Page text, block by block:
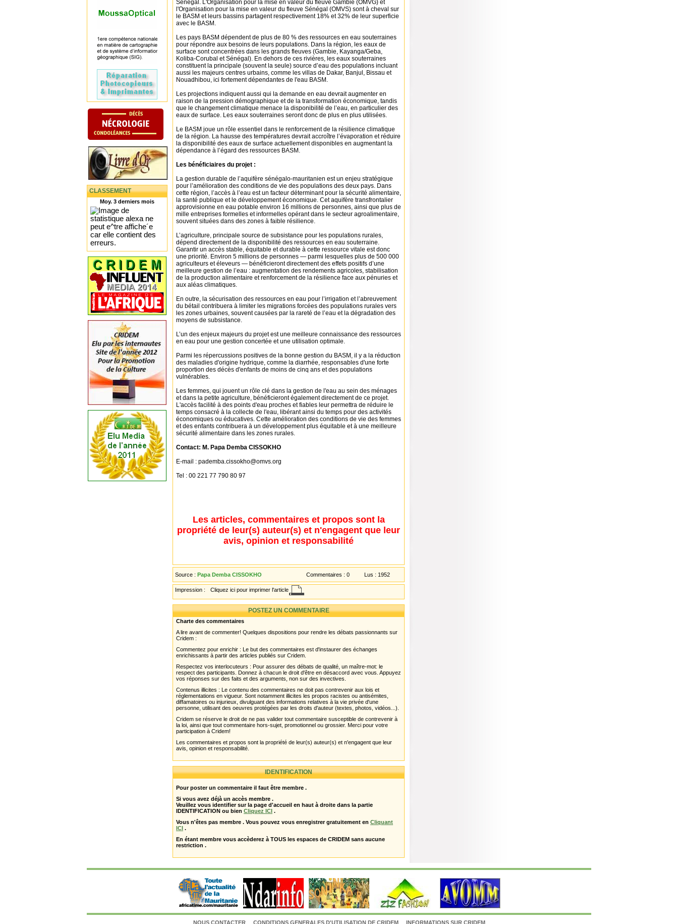
CLASSEMENT
Moy. 3 derniers mois
Sénégal. L'Organisation pour la mise en valeur du fleuve Gambie (OMVG) et
l'Organisation pour la mise en valeur du fleuve Sénégal (OMVS) sont à cheval sur
le BASM et leurs bassins partagent respectivement 18% et 32% de leur superficie
avec le BASM.
Les pays BASM dépendent de plus de 80 % des ressources en eau souterraines
pour répondre aux besoins de leurs populations. Dans la région, les eaux de
surface sont concentrées dans les grands fleuves (Gambie, Kayanga/Geba,
Koliba-Corubal et Sénégal). En dehors de ces rivières, les eaux souterraines
constituent la principale (souvent la seule) source d’eau des populations incluant
aussi les majeurs centres urbains, comme les villas de Dakar, Banjul, Bissau et
Nouadhibou, ici fortement dépendantes de l'eau BASM.
Les projections indiquent aussi qui la demande en eau devrait augmenter en
raison de la pression démographique et de la transformation économique, tandis
que le changement climatique menace la disponibilité de l’eau, en particulier des
eaux de surface. Les eaux souterraines seront donc de plus en plus utilisées.
Le BASM joue un rôle essentiel dans le renforcement de la résilience climatique
de la région. La hausse des températures devrait accroître l’évaporation et réduire
la disponibilité des eaux de surface actuellement disponibles en augmentant la
dépendance à l’égard des ressources BASM.
Les bénéficiaires du projet :
La gestion durable de l’aquifère sénégalo-mauritanien est un enjeu stratégique
pour l’amélioration des conditions de vie des populations des deux pays. Dans
cette région, l’accès à l’eau est un facteur déterminant pour la sécurité alimentaire,
la santé publique et le développement économique. Cet aquifère transfrontalier
approvisionne en eau potable environ 16 millions de personnes, ainsi que plus de
mille entreprises formelles et informelles opérant dans le secteur agroalimentaire,
souvent situées dans des zones à faible résilience.
L’agriculture, principale source de subsistance pour les populations rurales,
dépend directement de la disponibilité des ressources en eau souterraine.
Garantir un accès stable, équitable et durable à cette ressource vitale est donc
une priorité. Environ 5 millions de personnes — parmi lesquelles plus de 500 000
agriculteurs et éleveurs — bénéficieront directement des effets positifs d’une
meilleure gestion de l’eau : augmentation des rendements agricoles, stabilisation
de la production alimentaire et renforcement de la résilience face aux pénuries et
aux aléas climatiques.
En outre, la sécurisation des ressources en eau pour l’irrigation et l’abreuvement
du bétail contribuera à limiter les migrations forcées des populations rurales vers
les zones urbaines, souvent causées par la rareté de l’eau et la dégradation des
moyens de subsistance.
L’un des enjeux majeurs du projet est une meilleure connaissance des ressources
en eau pour une gestion concertée et une utilisation optimale.
Parmi les répercussions positives de la bonne gestion du BASM, il y a la réduction
des maladies d'origine hydrique, comme la diarrhée, responsables d'une forte
proportion des décès d'enfants de moins de cinq ans et des populations
vulnérables.
Les femmes, qui jouent un rôle clé dans la gestion de l'eau au sein des ménages
et dans la petite agriculture, bénéficieront également directement de ce projet.
L'accès facilité à des points d'eau proches et fiables leur permettra de réduire le
temps consacré à la collecte de l'eau, libérant ainsi du temps pour des activités
économiques ou éducatives. Cette amélioration des conditions de vie des femmes
et des enfants contribuera à un développement plus équitable et à une meilleure
sécurité alimentaire dans les zones rurales.
Contact: M. Papa Demba CISSOKHO
E-mail : pademba.cissokho@omvs.org
Tel : 00 221 77 790 80 97
Les articles, commentaires et propos sont la
propriété de leur(s) auteur(s) et n'engagent que leur
avis, opinion et responsabilité
Source : Papa Demba CISSOKHO Commentaires : 0 Lus : 1952
Impression : Cliquez ici pour imprimer l'article
POSTEZ UN COMMENTAIRE
Charte des commentaires
A lire avant de commenter! Quelques dispositions pour rendre les débats passionnants sur
Cridem :
Commentez pour enrichir : Le but des commentaires est d'instaurer des échanges
enrichissants à partir des articles publiés sur Cridem.
Respectez vos interlocuteurs : Pour assurer des débats de qualité, un maître-mot: le
respect des participants. Donnez à chacun le droit d'être en désaccord avec vous. Appuyez
vos réponses sur des faits et des arguments, non sur des invectives.
Contenus illicites : Le contenu des commentaires ne doit pas contrevenir aux lois et
réglementations en vigueur. Sont notamment illicites les propos racistes ou antisémites,
diffamatoires ou injurieux, divulguant des informations relatives à la vie privée d'une
personne, utilisant des oeuvres protégées par les droits d'auteur (textes, photos, vidéos...).
Cridem se réserve le droit de ne pas valider tout commentaire susceptible de contrevenir à
la loi, ainsi que tout commentaire hors-sujet, promotionnel ou grossier. Merci pour votre
participation à Cridem!
Les commentaires et propos sont la propriété de leur(s) auteur(s) et n'engagent que leur
avis, opinion et responsabilité.
IDENTIFICATION
Pour poster un commentaire il faut être membre .
Si vous avez déjà un accès membre .
Veuillez vous identifier sur la page d'accueil en haut à droite dans la partie
IDENTIFICATION ou bien Cliquez ICI .
Vous n'êtes pas membre . Vous pouvez vous enregistrer gratuitement en Cliquant
ICI .
En étant membre vous accèderez à TOUS les espaces de CRIDEM sans aucune
restriction .
NOUS CONTACTER CONDITIONS GENERALES D'UTILISATION DE CRIDEM INFORMATIONS SUR CRIDEM